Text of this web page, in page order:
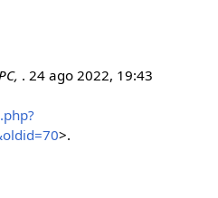
. 24 ago 2022, 19:43
>.